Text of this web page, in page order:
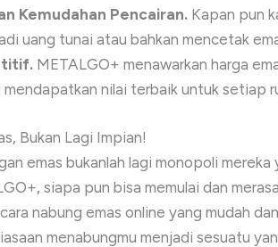
Kemudahan Pencairan. Kapan pun
uang tunai atau bahkan mencetak
METALGO+ menawarkan harga
mendapatkan nilai terbaik untuk setiap
Bukan Lagi Impian!
emas bukanlah lagi monopoli
siapa pun bisa memulai dan
nabung emas online yang mudah
menabungmu menjadi sesuatu